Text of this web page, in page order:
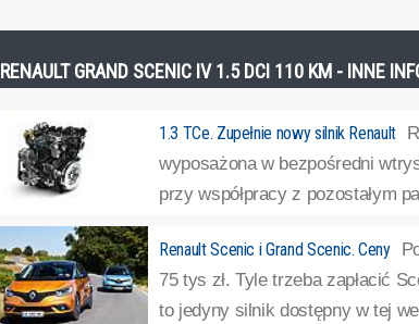
RENAULT GRAND SCENIC IV 1.5 DCI 110 KM - INNE
1.3 TCe. Zupełnie nowy silnik Renault
wyposażona w bezpośredni
przy współpracy z pozostałym
Renault Scenic i Grand Scenic. Ceny
75 tys zł. Tyle trzeba zapłacić
to jedyny silnik dostępny w tej